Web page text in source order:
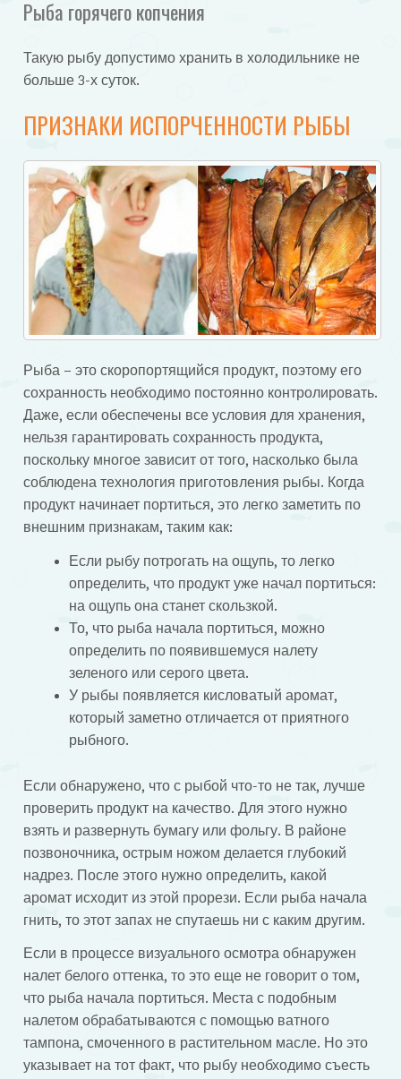
Рыба горячего копчения
Такую рыбу допустимо хранить в холодильнике не
больше 3-х суток.
ПРИЗНАКИ ИСПОРЧЕННОСТИ РЫБЫ
Рыба – это скоропортящийся продукт, поэтому его
сохранность необходимо постоянно контролировать.
Даже, если обеспечены все условия для хранения,
нельзя гарантировать сохранность продукта,
поскольку многое зависит от того, насколько была
соблюдена технология приготовления рыбы. Когда
продукт начинает портиться, это легко заметить по
внешним признакам, таким как:
Если рыбу потрогать на ощупь, то легко
определить, что продукт уже начал портиться:
на ощупь она станет скользкой.
То, что рыба начала портиться, можно
определить по появившемуся налету
зеленого или серого цвета.
У рыбы появляется кисловатый аромат,
который заметно отличается от приятного
рыбного.
Если обнаружено, что с рыбой что-то не так, лучше
проверить продукт на качество. Для этого нужно
взять и развернуть бумагу или фольгу. В районе
позвоночника, острым ножом делается глубокий
надрез. После этого нужно определить, какой
аромат исходит из этой прорези. Если рыба начала
гнить, то этот запах не спутаешь ни с каким другим.
Если в процессе визуального осмотра обнаружен
налет белого оттенка, то это еще не говорит о том,
что рыба начала портиться. Места с подобным
налетом обрабатываются с помощью ватного
тампона, смоченного в растительном масле. Но это
указывает на тот факт, что рыбу необходимо съесть